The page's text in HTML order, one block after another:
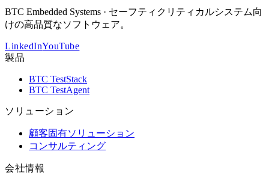
BTC Embedded Systems · セーフティクリティカルシステム向
けの高品質なソフトウェア。
LinkedInYouTube
製品
BTC TestStack
BTC TestAgent
ソリューション
顧客固有ソリューション
コンサルティング
会社情報